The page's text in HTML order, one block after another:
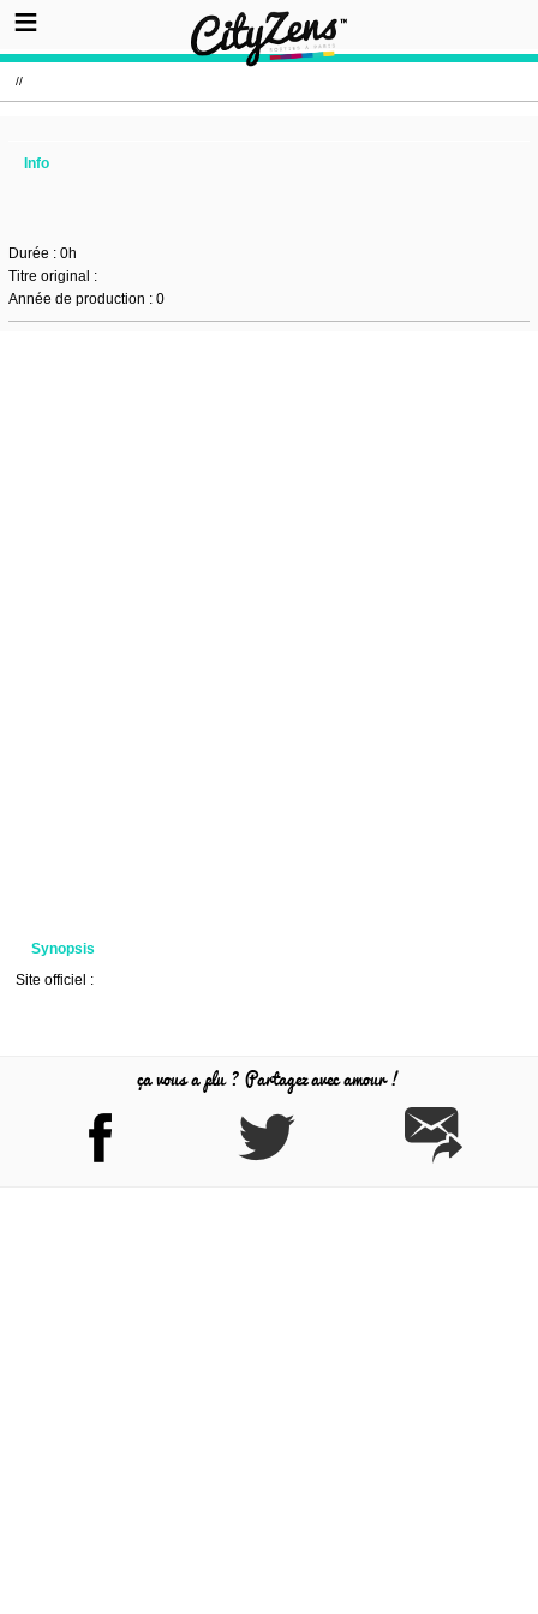
//
Info
Durée : 0h
Titre original :
Année de production : 0
Synopsis
Site officiel :
ça vous a plu ? Partagez avec amour !